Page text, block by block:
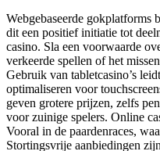
Webgebaseerde gokplatforms
dit een positief initiatie tot
casino. Sla een voorwaarde
verkeerde spellen of het
Gebruik van tabletcasino’s
optimaliseren voor
geven grotere prijzen, zelfs
voor zuinige spelers. Online
Vooral in de paardenraces,
Stortingsvrije aanbiedingen